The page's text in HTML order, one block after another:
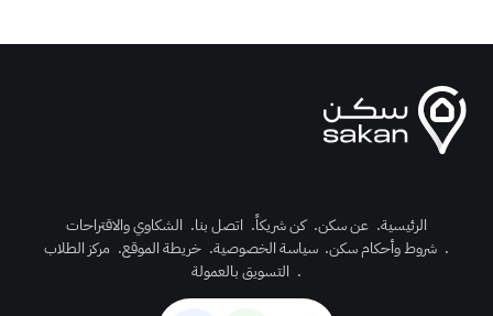
الرئيسية. عن سكن. كن شريكاً. اتصل بنا. الشكاوي والاقتراحات
. شروط وأحكام سكن. سياسة الخصوصية. خريطة الموقع. مركز الطلاب
. التسويق بالعمولة